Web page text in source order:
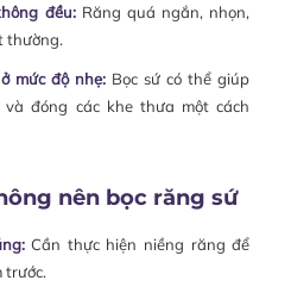
đều:Răng quá ngắn, nhọn,
thường.
mức độ nhẹ: Bọc sứ có thể giúp
đóng các khe thưa một cách
nên bọc răng sứ
Cần thực hiện niềng răng để
trước.